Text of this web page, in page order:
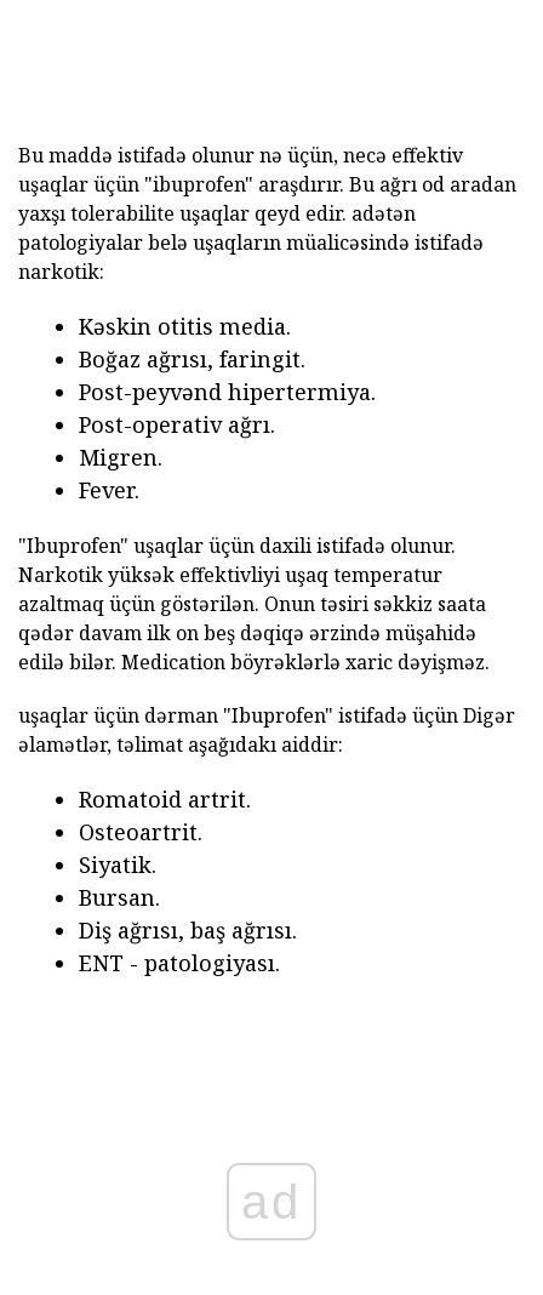
Bu maddə istifadə olunur nə üçün, necə effektiv
uşaqlar üçün "ibuprofen" araşdırır. Bu ağrı od aradan
yaxşı tolerabilite uşaqlar qeyd edir. adətən
patologiyalar belə uşaqların müalicəsində istifadə
narkotik:
Kəskin otitis media.
Boğaz ağrısı, faringit.
Post-peyvənd hipertermiya.
Post-operativ ağrı.
Migren.
Fever.
"Ibuprofen" uşaqlar üçün daxili istifadə olunur.
Narkotik yüksək effektivliyi uşaq temperatur
azaltmaq üçün göstərilən. Onun təsiri səkkiz saata
qədər davam ilk on beş dəqiqə ərzində müşahidə
edilə bilər. Medication böyrəklərlə xaric dəyişməz.
uşaqlar üçün dərman "Ibuprofen" istifadə üçün Digər
əlamətlər, təlimat aşağıdakı aiddir:
Romatoid artrit.
Osteoartrit.
Siyatik.
Bursan.
Diş ağrısı, baş ağrısı.
ENT - patologiyası.
ad